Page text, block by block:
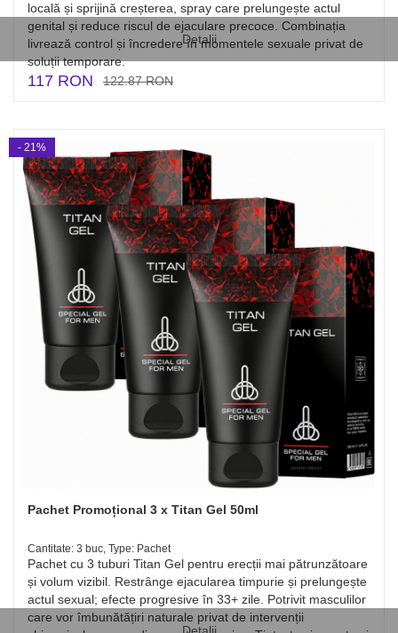
Detalii
locală și sprijină creșterea, spray care prelungește actul
genital și reduce riscul de ejaculare precoce. Combinația
livrează control și încredere în momentele sexuale privat de
soluții temporare.
117 RON 122.87 RON
Pachet Promoțional 3 x Titan Gel 50ml
Cantitate: 3 buc, Type: Pachet
Pachet cu 3 tuburi Titan Gel pentru erecții mai pătrunzătoare
și volum vizibil. Restrânge ejacularea timpurie și prelungește
actul sexual; efecte progresive în 33+ zile. Potrivit masculilor
care vor îmbunătățiri naturale privat de intervenții
- 21%